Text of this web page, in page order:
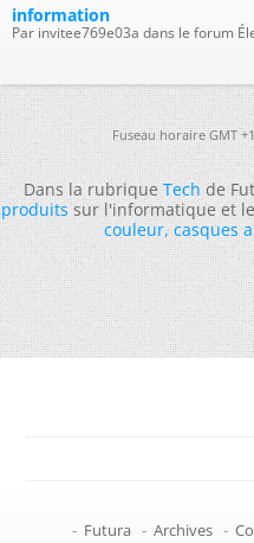
information
Par invitee769e03a dans le forum
Fuseau horaire GMT
Dans la rubriqueTechde
produitssur l'informatique et
couleur,casques
- Futura - Archives -